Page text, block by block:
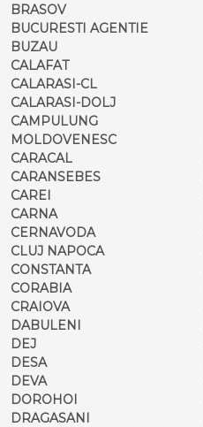
BRASOV
BUCURESTI AGENTIE
BUZAU
CALAFAT
CALARASI-CL
CALARASI-DOLJ
CAMPULUNG
MOLDOVENESC
CARACAL
CARANSEBES
CAREI
CARNA
CERNAVODA
CLUJ NAPOCA
CONSTANTA
CORABIA
CRAIOVA
DABULENI
DEJ
DESA
DEVA
DOROHOI
DRAGASANI